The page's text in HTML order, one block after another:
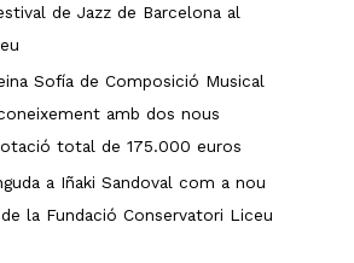
de Jazz de Barcelona al
Sofía de Composició Musical
amb dos nous
total de 175.000 euros
a Iñaki Sandoval com a nou
la Fundació Conservatori Liceu